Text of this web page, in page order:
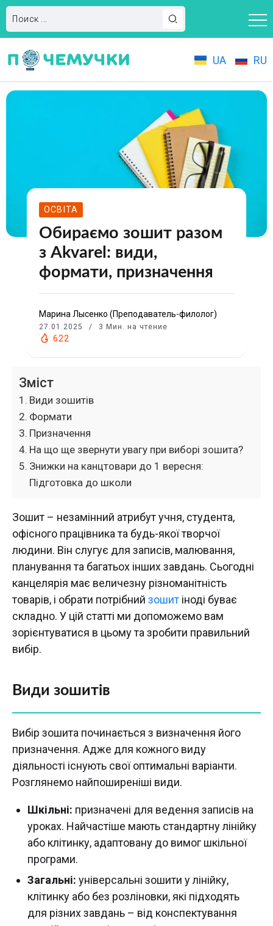
UA RU
ОСВІТА
Обираємо зошит разом
з Akvarel: види,
формати, призначення
Марина Лысенко (Преподаватель-филолог)
27.01.2025 3 Мин. на чтение
622
Зміст
Види зошитів
Формати
Призначення
На що ще звернути увагу при виборі зошита?
Знижки на канцтовари до 1 вересня:
Підготовка до школи
Зошит – незамінний атрибут учня, студента,
офісного працівника та будь-якої творчої
людини. Він слугує для записів, малювання,
планування та багатьох інших завдань. Сьогодні
канцелярія має величезну різноманітність
товарів, і обрати потрібний зошит іноді буває
складно. У цій статті ми допоможемо вам
зорієнтуватися в цьому та зробити правильний
вибір.
Види зошитів
Вибір зошита починається з визначення його
призначення. Адже для кожного виду
діяльності існують свої оптимальні варіанти.
Розглянемо найпоширеніші види.
Шкільні: призначені для ведення записів на
уроках. Найчастіше мають стандартну лінійку
або клітинку, адаптовану до вимог шкільної
програми.
Загальні: універсальні зошити у лінійку,
клітинку або без розліновки, які підходять
для різних завдань – від конспектування